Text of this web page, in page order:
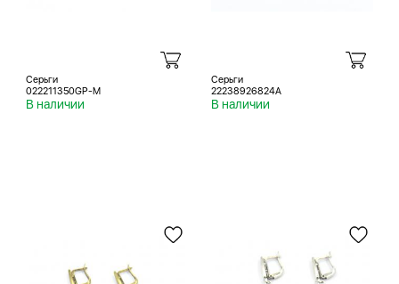
Серьги
022211350GP-M
В наличии
Серьги
22238926824A
В наличии